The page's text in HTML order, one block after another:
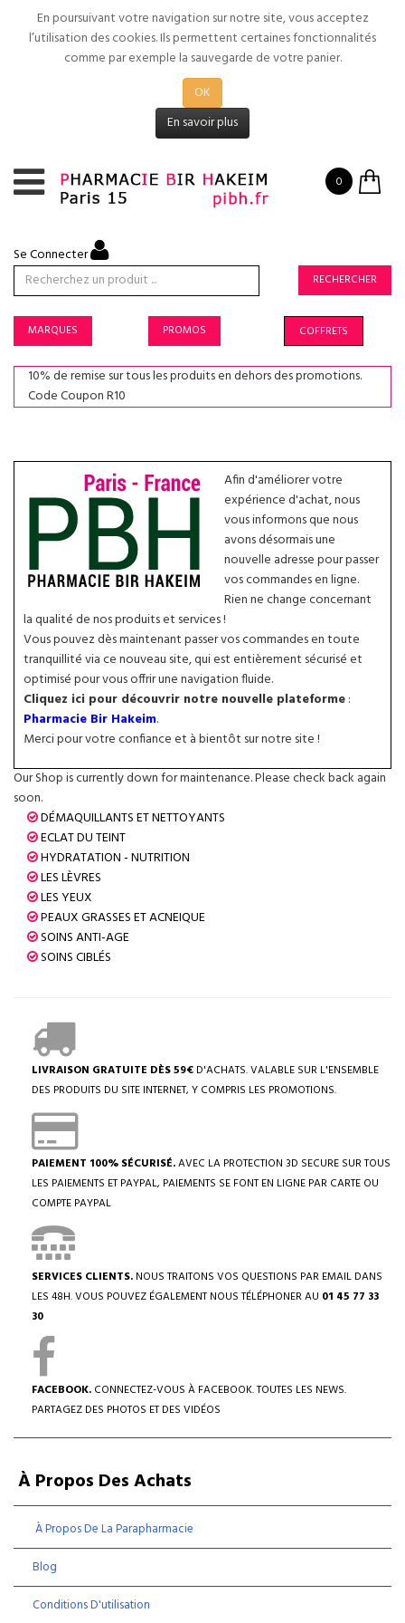
En poursuivant votre navigation sur notre site, vous acceptez
l’utilisation des cookies. Ils permettent certaines fonctionnalités
comme par exemple la sauvegarde de votre panier.
OK
En savoir plus
0
Se Connecter
RECHERCHER
MARQUES PROMOS COFFRETS
10% de remise sur tous les produits en dehors des promotions.
Code Coupon R10
Afin d'améliorer votre
expérience d'achat, nous
vous informons que nous
avons désormais une
nouvelle adresse pour passer
vos commandes en ligne.
Rien ne change concernant
la qualité de nos produits et services !
Vous pouvez dès maintenant passer vos commandes en toute
tranquillité via ce nouveau site, qui est entièrement sécurisé et
optimisé pour vous offrir une navigation fluide.
Cliquez ici pour découvrir notre nouvelle plateforme:
Pharmacie Bir Hakeim.
Merci pour votre confiance et à bientôt sur notre site !
Our Shop is currently down for maintenance. Please check back again
soon.
DÉMAQUILLANTS ET NETTOYANTS
ECLAT DU TEINT
HYDRATATION - NUTRITION
LES LÈVRES
LES YEUX
PEAUX GRASSES ET ACNEIQUE
SOINS ANTI-AGE
SOINS CIBLÉS
LIVRAISON GRATUITE DÈS 59€ D'ACHATS. VALABLE SUR L'ENSEMBLE
DES PRODUITS DU SITE INTERNET, Y COMPRIS LES PROMOTIONS.
PAIEMENT 100% SÉCURISÉ.AVEC LA PROTECTION 3D SECURE SUR TOUS
LES PAIEMENTS ET PAYPAL, PAIEMENTS SE FONT EN LIGNE PAR CARTE OU
COMPTE PAYPAL
SERVICES CLIENTS. NOUS TRAITONS VOS QUESTIONS PAR EMAIL DANS
LES 48H. VOUS POUVEZ ÉGALEMENT NOUS TÉLÉPHONER AU 01 45 77 33
30
FACEBOOK. CONNECTEZ-VOUS À FACEBOOK. TOUTES LES NEWS.
PARTAGEZ DES PHOTOS ET DES VIDÉOS
À Propos Des Achats
À Propos De La Parapharmacie
Blog
Conditions D'utilisation